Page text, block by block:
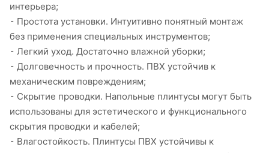
интерьера;
⁃ Простота установки. Интуитивно понятный монтаж
без применения специальных инструментов;
⁃ Легкий уход. Достаточно влажной уборки;
⁃ Долговечность и прочность. ПВХ устойчив к
механическим повреждениям;
⁃ Скрытие проводки. Напольные плинтусы могут быть
использованы для эстетического и функционального
скрытия проводки и кабелей;
⁃ Влагостойкость. Плинтусы ПВХ устойчивы к